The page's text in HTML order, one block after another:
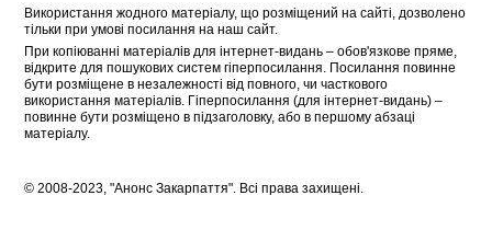
Використання жодного матеріалу, що розміщений на сайті, дозволено
тільки при умові посилання на наш сайт.
При копіюванні матеріалів для інтернет-видань – обов'язкове пряме,
відкрите для пошукових систем гіперпосилання. Посилання повинне
бути розміщене в незалежності від повного, чи часткового
використання матеріалів. Гіперпосилання (для інтернет-видань) –
повинне бути розміщено в підзаголовку, або в першому абзаці
матеріалу.
© 2008-2023, "Анонс Закарпаття". Всі права захищені.